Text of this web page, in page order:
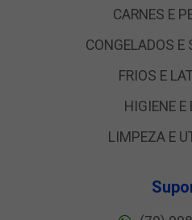
CARNES E
CONGELADOS E
FRIOS E
HIGIENE E
LIMPEZA E